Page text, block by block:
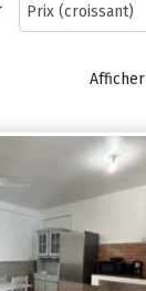
Afficher